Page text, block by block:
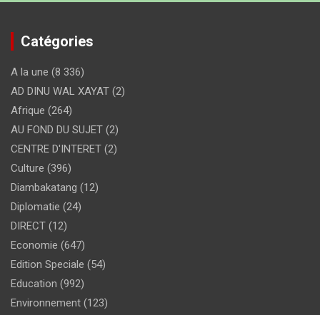
Catégories
A la une (8 336)
AD DINU WAL XAYAT (2)
Afrique (264)
AU FOND DU SUJET (2)
CENTRE D'INTERET (2)
Culture (396)
Diambakatang (12)
Diplomatie (24)
DIRECT (12)
Economie (647)
Edition Speciale (54)
Education (992)
Environnement (123)